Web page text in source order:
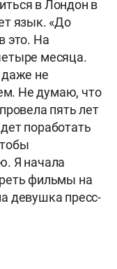
в Лондон в
язык. «До
это. На
месяца.
не
Не думаю, что
пять лет
поработать
Я начала
фильмы на
девушка пресс-